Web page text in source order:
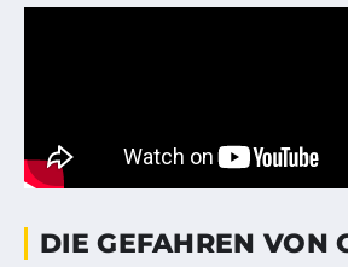
DIE GEFAHREN VON